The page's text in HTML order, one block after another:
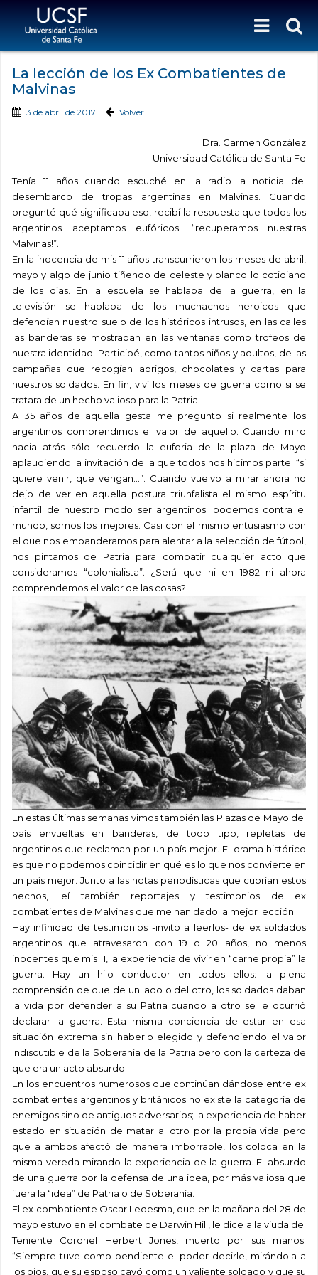
La lección de los Ex Combatientes de
Malvinas
3 de abril de 2017 Volver
Dra. Carmen González
Universidad Católica de Santa Fe
Tenía 11 años cuando escuché en la radio la noticia del
desembarco de tropas argentinas en Malvinas. Cuando
pregunté qué significaba eso, recibí la respuesta que todos los
argentinos aceptamos eufóricos: “recuperamos nuestras
Malvinas!”.
En la inocencia de mis 11 años transcurrieron los meses de abril,
mayo y algo de junio tiñendo de celeste y blanco lo cotidiano
de los días. En la escuela se hablaba de la guerra, en la
televisión se hablaba de los muchachos heroicos que
defendían nuestro suelo de los históricos intrusos, en las calles
las banderas se mostraban en las ventanas como trofeos de
nuestra identidad. Participé, como tantos niños y adultos, de las
campañas que recogían abrigos, chocolates y cartas para
nuestros soldados. En fin, viví los meses de guerra como si se
tratara de un hecho valioso para la Patria.
A 35 años de aquella gesta me pregunto si realmente los
argentinos comprendimos el valor de aquello. Cuando miro
hacia atrás sólo recuerdo la euforia de la plaza de Mayo
aplaudiendo la invitación de la que todos nos hicimos parte: “si
quiere venir, que vengan…”. Cuando vuelvo a mirar ahora no
dejo de ver en aquella postura triunfalista el mismo espíritu
infantil de nuestro modo ser argentinos: podemos contra el
mundo, somos los mejores. Casi con el mismo entusiasmo con
el que nos embanderamos para alentar a la selección de fútbol,
nos pintamos de Patria para combatir cualquier acto que
consideramos “colonialista”. ¿Será que ni en 1982 ni ahora
comprendemos el valor de las cosas?
En estas últimas semanas vimos también las Plazas de Mayo del
país envueltas en banderas, de todo tipo, repletas de
argentinos que reclaman por un país mejor. El drama histórico
es que no podemos coincidir en qué es lo que nos convierte en
un país mejor. Junto a las notas periodísticas que cubrían estos
hechos, leí también reportajes y testimonios de ex
combatientes de Malvinas que me han dado la mejor lección.
Hay infinidad de testimonios -invito a leerlos- de ex soldados
argentinos que atravesaron con 19 o 20 años, no menos
inocentes que mis 11, la experiencia de vivir en “carne propia” la
guerra. Hay un hilo conductor en todos ellos: la plena
comprensión de que de un lado o del otro, los soldados daban
la vida por defender a su Patria cuando a otro se le ocurrió
declarar la guerra. Esta misma conciencia de estar en esa
situación extrema sin haberlo elegido y defendiendo el valor
indiscutible de la Soberanía de la Patria pero con la certeza de
que era un acto absurdo.
En los encuentros numerosos que continúan dándose entre ex
combatientes argentinos y británicos no existe la categoría de
enemigos sino de antiguos adversarios; la experiencia de haber
estado en situación de matar al otro por la propia vida pero
que a ambos afectó de manera imborrable, los coloca en la
misma vereda mirando la experiencia de la guerra. El absurdo
de una guerra por la defensa de una idea, por más valiosa que
fuera la “idea” de Patria o de Soberanía.
El ex combatiente Oscar Ledesma, que en la mañana del 28 de
mayo estuvo en el combate de Darwin Hill, le dice a la viuda del
Teniente Coronel Herbert Jones, muerto por sus manos:
“Siempre tuve como pendiente el poder decirle, mirándola a
los ojos, que su esposo cayó como un valiente soldado y que su